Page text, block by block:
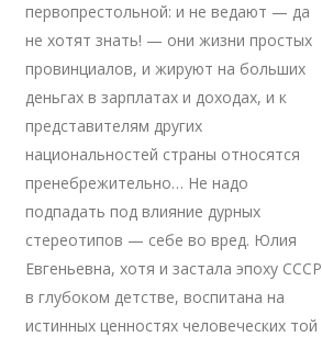
первопрестольной: и не ведают — да
не хотят знать! — они жизни простых
провинциалов, и жируют на больших
деньгах в зарплатах и доходах, и к
представителям других
национальностей страны относятся
пренебрежительно… Не надо
подпадать под влияние дурных
стереотипов — себе во вред. Юлия
Евгеньевна, хотя и застала эпоху СССР
в глубоком детстве, воспитана на
истинных ценностях человеческих той